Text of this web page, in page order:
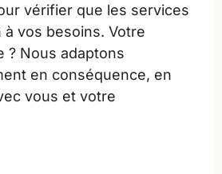
vérifier que les services
vos besoins. Votre
? Nous adaptons
en conséquence, en
vous et votre